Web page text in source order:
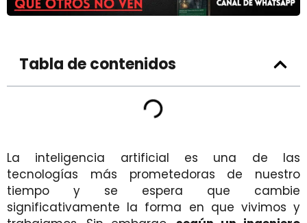
Tabla de contenidos
La inteligencia artificial es una de las
tecnologías más prometedoras de nuestro
tiempo y se espera que cambie
significativamente la forma en que vivimos y